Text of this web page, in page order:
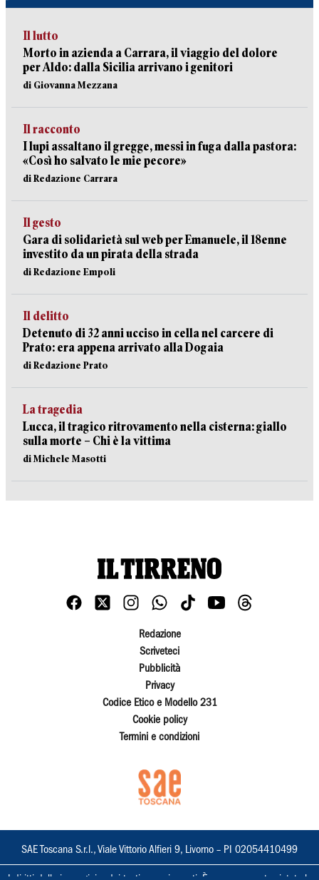
Il lutto
Morto in azienda a Carrara, il viaggio del dolore
per Aldo: dalla Sicilia arrivano i genitori
di Giovanna Mezzana
Il racconto
I lupi assaltano il gregge, messi in fuga dalla pastora:
«Così ho salvato le mie pecore»
di Redazione Carrara
Il gesto
Gara di solidarietà sul web per Emanuele, il 18enne
investito da un pirata della strada
di Redazione Empoli
Il delitto
Detenuto di 32 anni ucciso in cella nel carcere di
Prato: era appena arrivato alla Dogaia
di Redazione Prato
La tragedia
Lucca, il tragico ritrovamento nella cisterna: giallo
sulla morte – Chi è la vittima
di Michele Masotti
Redazione
Scriveteci
Pubblicità
Privacy
Codice Etico e Modello 231
Cookie policy
Termini e condizioni
SAE Toscana S.r.l., Viale Vittorio Alfieri 9, Livorno – PI 02054410499